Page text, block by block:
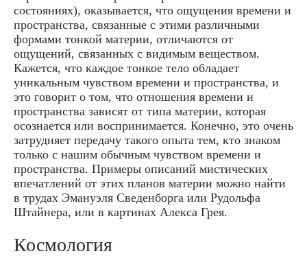
состояниях), оказывается, что ощущения времени и
пространства, связанные с этими различными
формами тонкой материи, отличаются от
ощущений, связанных с видимым веществом.
Кажется, что каждое тонкое тело обладает
уникальным чувством времени и пространства, и
это говорит о том, что отношения времени и
пространства зависят от типа материи, которая
осознается или воспринимается. Конечно, это очень
затрудняет передачу такого опыта тем, кто знаком
только с нашим обычным чувством времени и
пространства. Примеры описаний мистических
впечатлений от этих планов материи можно найти
в трудах Эмануэля Сведенборга или Рудольфа
Штайнера, или в картинах Алекса Грея.
Космология